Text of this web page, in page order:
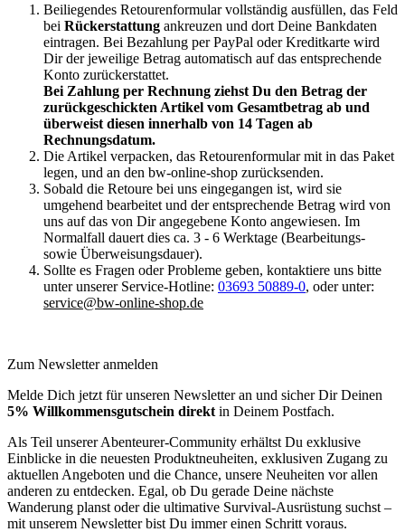
Beiliegendes Retourenformular vollständig ausfüllen, das Feld
bei Rückerstattung ankreuzen und dort Deine Bankdaten
eintragen. Bei Bezahlung per PayPal oder Kreditkarte wird
Dir der jeweilige Betrag automatisch auf das entsprechende
Konto zurückerstattet.
Bei Zahlung per Rechnung ziehst Du den Betrag der
zurückgeschickten Artikel vom Gesamtbetrag ab und
überweist diesen innerhalb von 14 Tagen ab
Rechnungsdatum.
Die Artikel verpacken, das Retourenformular mit in das Paket
legen, und an den bw-online-shop zurücksenden.
Sobald die Retoure bei uns eingegangen ist, wird sie
umgehend bearbeitet und der entsprechende Betrag wird von
uns auf das von Dir angegebene Konto angewiesen. Im
Normalfall dauert dies ca. 3 - 6 Werktage (Bearbeitungs-
sowie Überweisungsdauer).
Sollte es Fragen oder Probleme geben, kontaktiere uns bitte
unter unserer Service-Hotline: 03693 50889-0, oder unter:
service@bw-online-shop.de
Zum Newsletter anmelden
Melde Dich jetzt für unseren Newsletter an und sicher Dir Deinen
5% Willkommensgutschein direkt in Deinem Postfach.
Als Teil unserer Abenteurer-Community erhältst Du exklusive
Einblicke in die neuesten Produktneuheiten, exklusiven Zugang zu
aktuellen Angeboten und die Chance, unsere Neuheiten vor allen
anderen zu entdecken. Egal, ob Du gerade Deine nächste
Wanderung planst oder die ultimative Survival-Ausrüstung suchst –
mit unserem Newsletter bist Du immer einen Schritt voraus.